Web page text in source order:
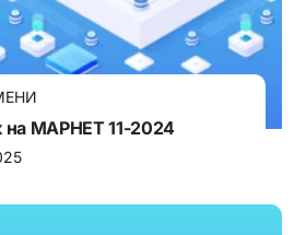
на МАРНЕТ 11-2024